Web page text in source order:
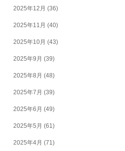
2025年12月 (36)
2025年11月 (40)
2025年10月 (43)
2025年9月 (39)
2025年8月 (48)
2025年7月 (39)
2025年6月 (49)
2025年5月 (61)
2025年4月 (71)